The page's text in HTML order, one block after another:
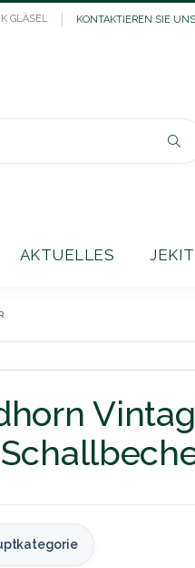
GLÄSEL KONTAKTIEREN SIE UNS
AKTUELLES